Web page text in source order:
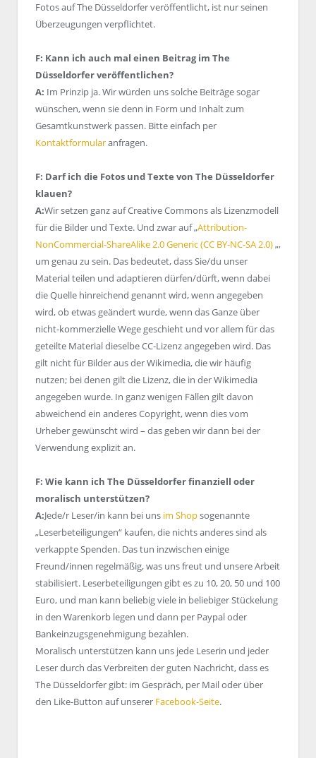
Fotos auf The Düsseldorfer veröffentlicht, ist nur seinen
Überzeugungen verpflichtet.
F: Kann ich auch mal einen Beitrag im The
Düsseldorfer veröffentlichen?
A: Im Prinzip ja. Wir würden uns solche Beiträge sogar
wünschen, wenn sie denn in Form und Inhalt zum
Gesamtkunstwerk passen. Bitte einfach per
Kontaktformularanfragen.
F: Darf ich die Fotos und Texte von The Düsseldorfer
klauen?
A:Wir setzen ganz auf Creative Commons als Lizenzmodell
für die Bilder und Texte. Und zwar auf „Attribution-
NonCommercial-ShareAlike 2.0 Generic (CC BY-NC-SA 2.0)„,
um genau zu sein. Das bedeutet, dass Sie/du unser
Material teilen und adaptieren dürfen/dürft, wenn dabei
die Quelle hinreichend genannt wird, wenn angegeben
wird, ob etwas geändert wurde, wenn das Ganze über
nicht-kommerzielle Wege geschieht und vor allem für das
geteilte Material dieselbe CC-Lizenz angegeben wird. Das
gilt nicht für Bilder aus der Wikimedia, die wir häufig
nutzen; bei denen gilt die Lizenz, die in der Wikimedia
angegeben wurde. In ganz wenigen Fällen gilt davon
abweichend ein anderes Copyright, wenn dies vom
Urheber gewünscht wird – das geben wir dann bei der
Verwendung explizit an.
F: Wie kann ich The Düsseldorfer finanziell oder
moralisch unterstützen?
A:Jede/r Leser/in kann bei uns im Shopsogenannte
„Leserbeteiligungen“ kaufen, die nichts anderes sind als
verkappte Spenden. Das tun inzwischen einige
Freund/innen regelmäßig, was uns freut und unsere Arbeit
stabilisiert. Leserbeteiligungen gibt es zu 10, 20, 50 und 100
Euro, und man kann beliebig viele in beliebiger Stückelung
in den Warenkorb legen und dann per Paypal oder
Bankeinzugsgenehmigung bezahlen.
Moralisch unterstützen kann uns jede Leserin und jeder
Leser durch das Verbreiten der guten Nachricht, dass es
The Düsseldorfer gibt: im Gespräch, per Mail oder über
den Like-Button auf unserer Facebook-Seite.